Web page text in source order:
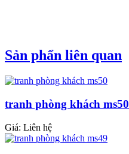
Sản phẩn liên quan
tranh phòng khách ms50
Giá: Liên hệ